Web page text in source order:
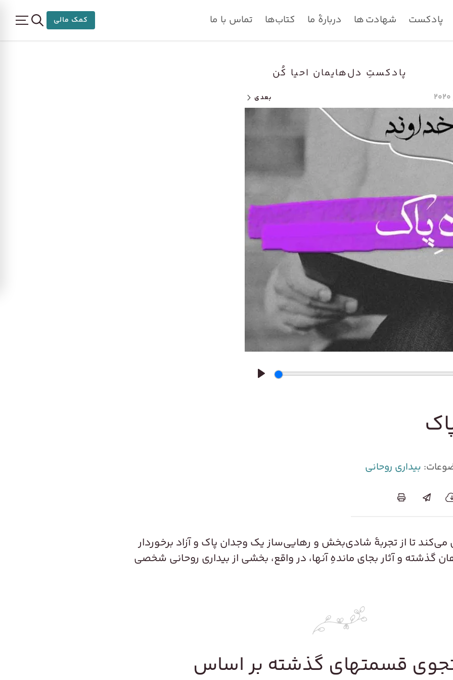
پادکست شهادت ها دربارۀ ما کتاب‌ها تماس با ما کمک مالی
پادکستِ دل‌هایمان احیا کُن
بعدی
Play
بیداری روحانی
می‌کند تا از تجربۀ شادی‌بخش و رهایی‌ساز یک وجدان پاک و آزاد برخوردار
گذشته و آثار بجای مانده‌ِ آنها، در واقع، بخشی از بیداری روحانی شخصی
قسمتهای گذشته بر اساس